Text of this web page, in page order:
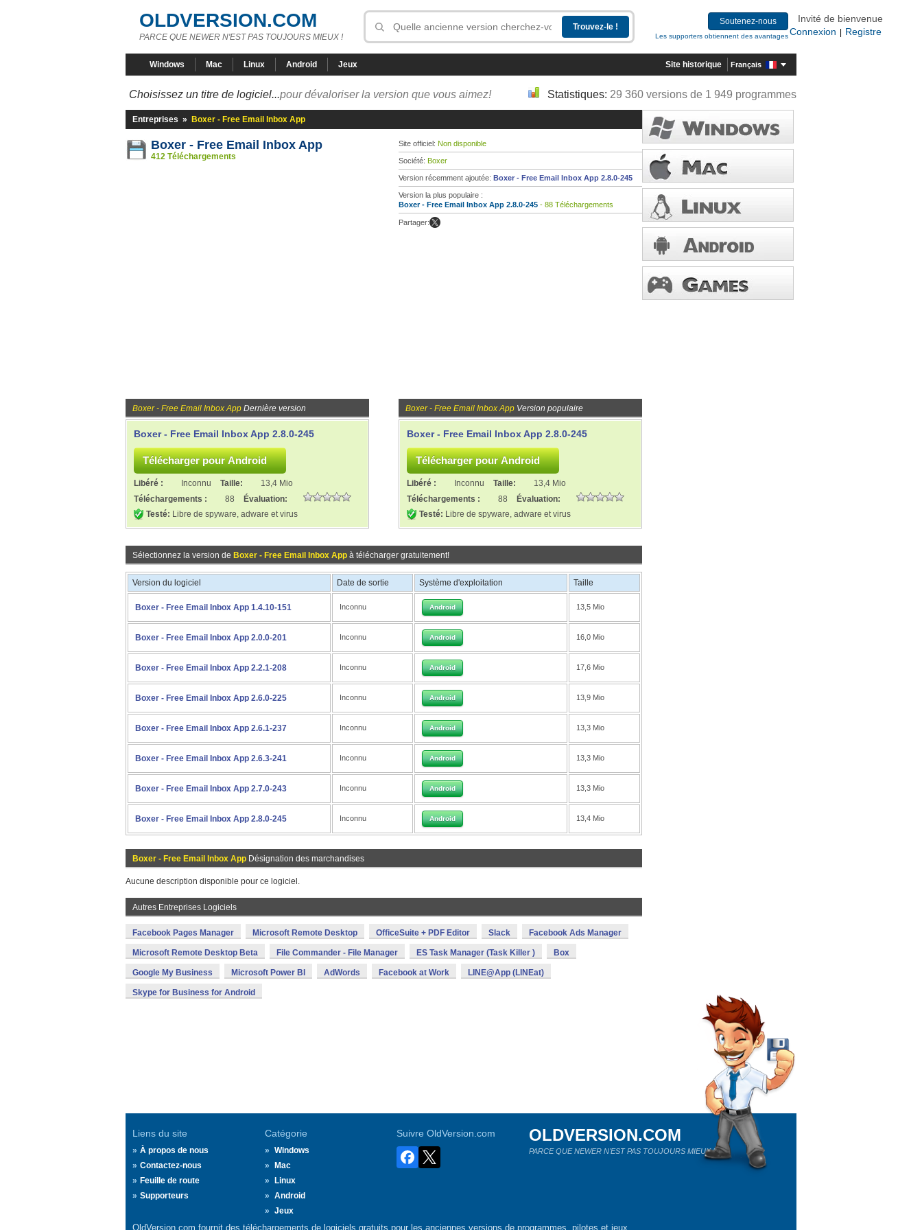
OLDVERSION.COM
PARCE QUE NEWER N'EST PAS TOUJOURS MIEUX !
Soutenez-nous
Les supporters obtiennent des avantages
Invité de bienvenue
Connexion
Registre
Windows Mac Linux Android Jeux Site historique Français
Choisissez un titre de logiciel...pour dévaloriser la version que vous aimez! Statistiques: 29 360 versions de 1 949 programmes
Entreprises » Boxer - Free Email Inbox App
Boxer - Free Email Inbox App
412 Téléchargements
Site officiel: Non disponible
Société: Boxer
Version récemment ajoutée: Boxer - Free Email Inbox App 2.8.0-245
Version la plus populaire :
Boxer - Free Email Inbox App 2.8.0-245 - 88 Téléchargements
Partager:
Boxer - Free Email Inbox App Dernière version
Boxer - Free Email Inbox App 2.8.0-245
Libéré : Inconnu Taille:
13,4 Mio
Téléchargements :
88
Évaluation:
Testé: Libre de spyware, adware et virus
Boxer - Free Email Inbox App Version populaire
Boxer - Free Email Inbox App 2.8.0-245
Libéré : Inconnu Taille:
13,4 Mio
Téléchargements :
88
Évaluation:
Testé: Libre de spyware, adware et virus
Sélectionnez la version de Boxer - Free Email Inbox App à télécharger gratuitement!
Version du logiciel Date de sortie Système d'exploitation Taille
Boxer - Free Email Inbox App 1.4.10-151 Inconnu Android 13,5 Mio
Boxer - Free Email Inbox App 2.0.0-201 Inconnu Android 16,0 Mio
Boxer - Free Email Inbox App 2.2.1-208 Inconnu Android 17,6 Mio
Boxer - Free Email Inbox App 2.6.0-225 Inconnu Android 13,9 Mio
Boxer - Free Email Inbox App 2.6.1-237 Inconnu Android 13,3 Mio
Boxer - Free Email Inbox App 2.6.3-241 Inconnu Android 13,3 Mio
Boxer - Free Email Inbox App 2.7.0-243 Inconnu Android 13,3 Mio
Boxer - Free Email Inbox App 2.8.0-245 Inconnu Android 13,4 Mio
Boxer - Free Email Inbox App Désignation des marchandises
Aucune description disponible pour ce logiciel.
Autres Entreprises Logiciels
Facebook Pages Manager Microsoft Remote Desktop OfficeSuite + PDF Editor Slack Facebook Ads Manager
Microsoft Remote Desktop Beta File Commander - File Manager ES Task Manager (Task Killer ) Box
Google My Business Microsoft Power BI AdWords Facebook at Work LINE@App (LINEat)
Skype for Business for Android
Liens du site
À propos de nous
Contactez-nous
Feuille de route
Supporteurs
Catégorie
Windows
Mac
Linux
Android
Jeux
Suivre OldVersion.com OLDVERSION.COM
PARCE QUE NEWER N'EST PAS TOUJOURS MIEUX !
OldVersion.com fournit des téléchargements de logiciels gratuits pour les anciennes versions de programmes, pilotes et jeux.